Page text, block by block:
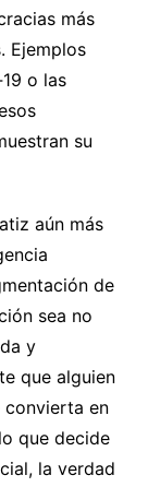
más
Ejemplos
o las
su
aún más
de
sea no
y
que alguien
convierta en
que decide
la verdad